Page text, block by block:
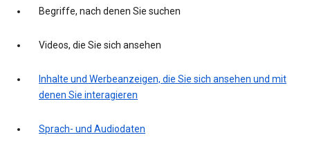
Begriffe, nach denen Sie suchen
Videos, die Sie sich ansehen
Inhalte und Werbeanzeigen, die Sie sich ansehen und mit
denen Sie interagieren
Sprach- und Audiodaten